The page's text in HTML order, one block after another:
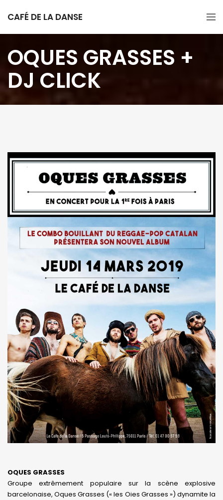
CAFÉ DE LA DANSE
OQUES GRASSES +
DJ CLICK
OQUES GRASSES
Groupe extrêmement populaire sur la scène explosive
barcelonaise, Oques Grasses (« les Oies Grasses ») dynamite la